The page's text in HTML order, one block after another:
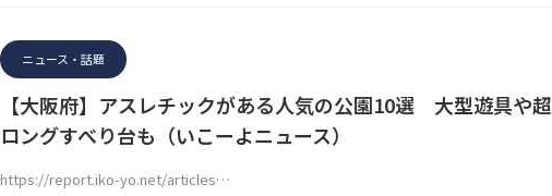
ニュース・話題
【大阪府】アスレチックがある人気の公園10選 大型遊具や超
ロングすべり台も（いこーよニュース）
https://report.iko-yo.net/articles…